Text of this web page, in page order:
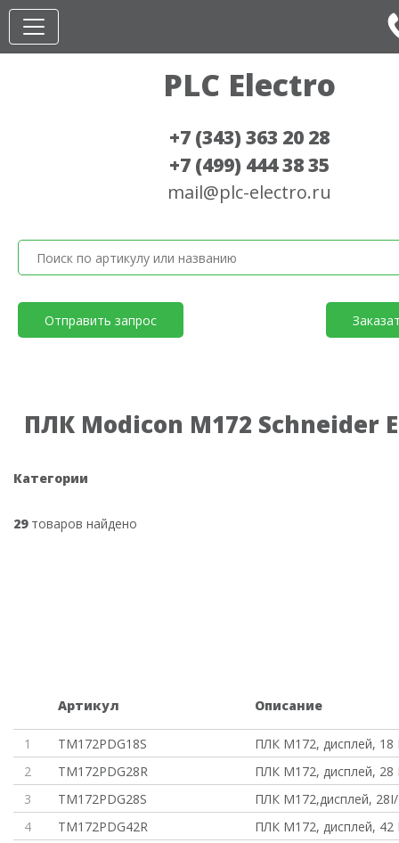
PLC Electro
+7 (343) 363 20 28
+7 (499) 444 38 35
mail@plc-electro.ru
Отправить запрос
ПЛК Modicon M172 Schneider
Категории
29товаров найдено
Артикул Описание
1 TM172PDG18S
ПЛК М172, дисплей, 18
2
TM172PDG28R
ПЛК М172, дисплей, 28
3
TM172PDG28S
ПЛК М172,дисплей,
4
TM172PDG42R
ПЛК М172, дисплей, 42